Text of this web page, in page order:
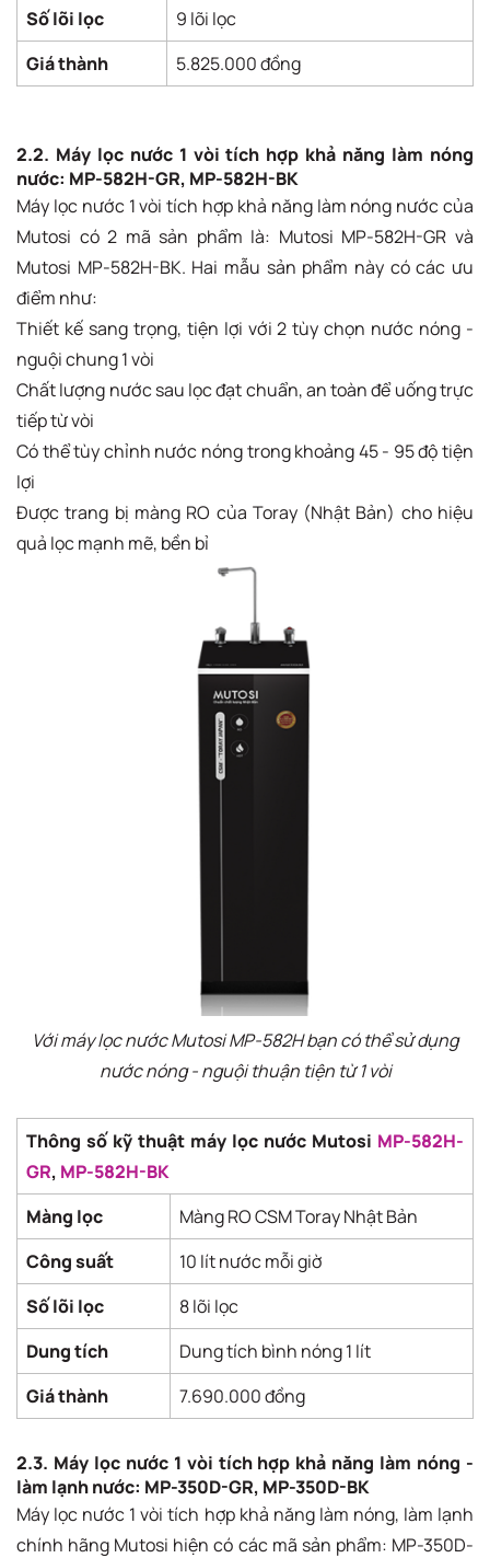
Số lõi lọc
9 lõi lọc
Giá thành
5.825.000 đồng
2.2. Máy lọc nước 1 vòi tích hợp khả năng làm nóng
nước: MP-582H-GR, MP-582H-BK
Máy lọc nước 1 vòi tích hợp khả năng làm nóng nước của
Mutosi có 2 mã sản phẩm là: Mutosi MP-582H-GR và
Mutosi MP-582H-BK. Hai mẫu sản phẩm này có các ưu
điểm như:
Thiết kế sang trọng, tiện lợi với 2 tùy chọn nước nóng -
nguội chung 1 vòi
Chất lượng nước sau lọc đạt chuẩn, an toàn để uống trực
tiếp từ vòi
Có thể tùy chỉnh nước nóng trong khoảng 45 - 95 độ tiện
lợi
Được trang bị màng RO của Toray (Nhật Bản) cho hiệu
quả lọc mạnh mẽ, bền bỉ
Với máy lọc nước Mutosi MP-582H bạn có thể sử dụng
nước nóng - nguội thuận tiện từ 1 vòi
Thông số kỹ thuật máy lọc nước Mutosi MP-582H-
GR, MP-582H-BK
Màng lọc
Màng RO CSM Toray Nhật Bản
Công suất
10 lít nước mỗi giờ
Số lõi lọc
8 lõi lọc
Dung tích
Dung tích bình nóng 1 lít
Giá thành
7.690.000 đồng
2.3. Máy lọc nước 1 vòi tích hợp khả năng làm nóng -
làm lạnh nước: MP-350D-GR, MP-350D-BK
Máy lọc nước 1 vòi tích hợp khả năng làm nóng, làm lạnh
chính hãng Mutosi hiện có các mã sản phẩm: MP-350D-